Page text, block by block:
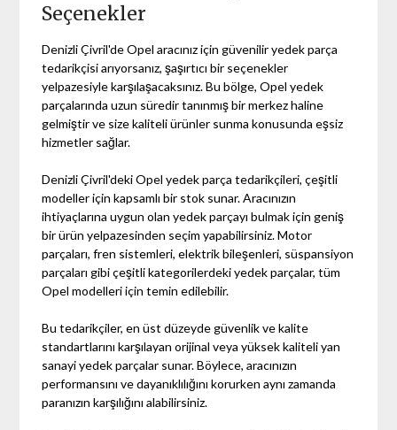
Seçenekler
Denizli Çivril'de Opel aracınız için güvenilir yedek parça
tedarikçisi arıyorsanız, şaşırtıcı bir seçenekler
yelpazesiyle karşılaşacaksınız. Bu bölge, Opel yedek
parçalarında uzun süredir tanınmış bir merkez haline
gelmiştir ve size kaliteli ürünler sunma konusunda eşsiz
hizmetler sağlar.
Denizli Çivril'deki Opel yedek parça tedarikçileri, çeşitli
modeller için kapsamlı bir stok sunar. Aracınızın
ihtiyaçlarına uygun olan yedek parçayı bulmak için geniş
bir ürün yelpazesinden seçim yapabilirsiniz. Motor
parçaları, fren sistemleri, elektrik bileşenleri, süspansiyon
parçaları gibi çeşitli kategorilerdeki yedek parçalar, tüm
Opel modelleri için temin edilebilir.
Bu tedarikçiler, en üst düzeyde güvenlik ve kalite
standartlarını karşılayan orijinal veya yüksek kaliteli yan
sanayi yedek parçalar sunar. Böylece, aracınızın
performansını ve dayanıklılığını korurken aynı zamanda
paranızın karşılığını alabilirsiniz.